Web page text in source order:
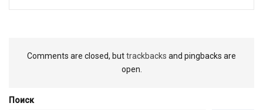
Comments are closed, buttrackbacks and pingbacks are
open.
Поиск